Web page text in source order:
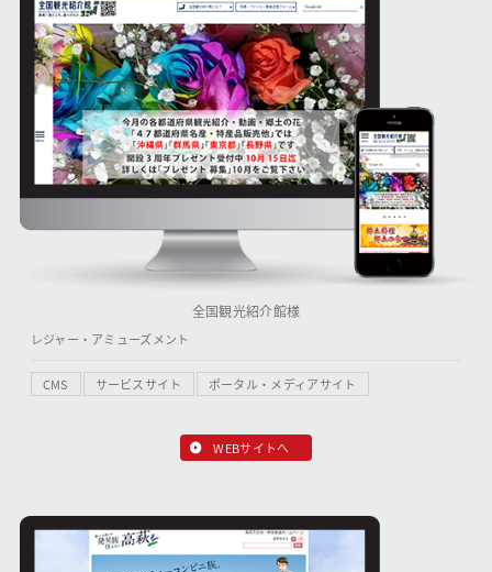
全国観光紹介館様
レジャー・アミューズメント
CMS サービスサイト ポータル・メディアサイト
WEBサイトへ